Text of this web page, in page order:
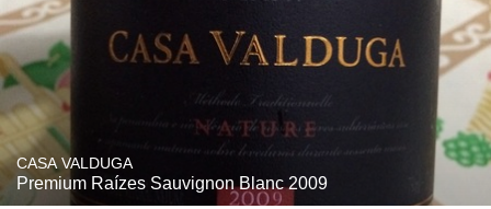
CASA VALDUGA
Premium Raízes Sauvignon Blanc 2009